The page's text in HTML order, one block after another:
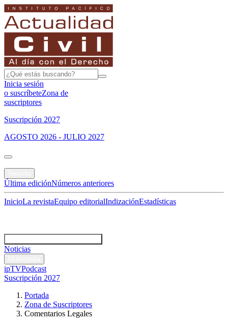
Inicia sesión
o suscríbeteZona de
suscriptores
Suscripción 2027
AGOSTO 2026 - JULIO 2027
Última ediciónNúmeros anteriores
InicioLa revistaEquipo editorialIndizaciónEstadísticas
Noticias
ipTVPodcast
Suscripción 2027
Portada
Zona de Suscriptores
Comentarios Legales